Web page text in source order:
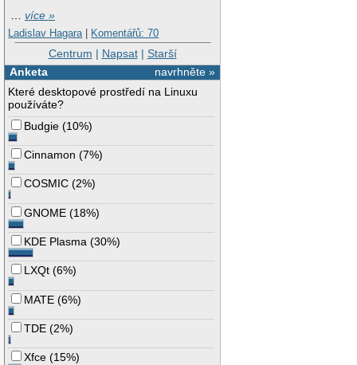
…více »
Ladislav Hagara | Komentářů: 70
Centrum | Napsat| Starší
navrhněte »
Anketa
Které desktopové prostředí na Linuxu
používáte?
Budgie (10%)
Cinnamon (7%)
COSMIC (2%)
GNOME (18%)
KDE Plasma (30%)
LXQt (6%)
MATE (6%)
TDE (2%)
Xfce (15%)